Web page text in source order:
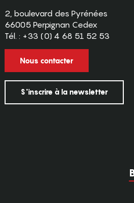
2, boulevard des Pyrénées
66005 Perpignan Cedex
Tél. : +33 (0) 4 68 51 52 53
Nous contacter
S'inscrire à la newsletter